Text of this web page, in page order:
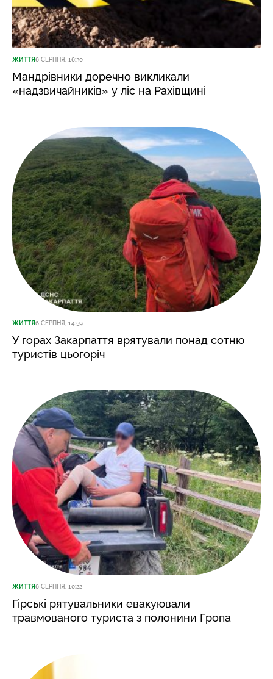
ЖИТТЯ6 СЕРПНЯ, 16:30
Мандрівники доречно викликали
«надзвичайників» у ліс на Рахівщині
ЖИТТЯ6 СЕРПНЯ, 14:59
У горах Закарпаття врятували понад сотню
туристів цьогоріч
ЖИТТЯ6 СЕРПНЯ, 10:22
Гірські рятувальники евакуювали
травмованого туриста з полонини Гропа